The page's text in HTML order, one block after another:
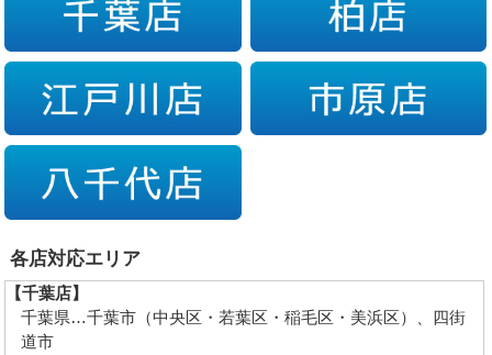
各店対応エリア
【千葉店】
千葉県…千葉市（中央区・若葉区・稲毛区・美浜区）、四街
道市